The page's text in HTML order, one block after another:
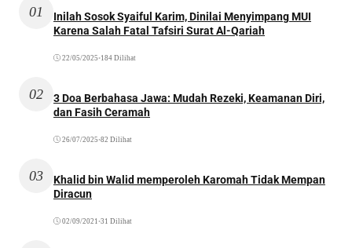
01
Inilah Sosok Syaiful Karim, Dinilai Menyimpang MUI
Karena Salah Fatal Tafsiri Surat Al-Qariah
22/05/2025 •184 Dilihat
02
3 Doa Berbahasa Jawa: Mudah Rezeki, Keamanan Diri,
dan Fasih Ceramah
26/07/2025 •82 Dilihat
03
Khalid bin Walid memperoleh Karomah Tidak Mempan
Diracun
02/09/2021 •31 Dilihat